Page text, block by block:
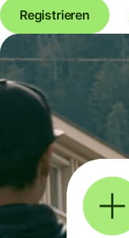
Registrieren